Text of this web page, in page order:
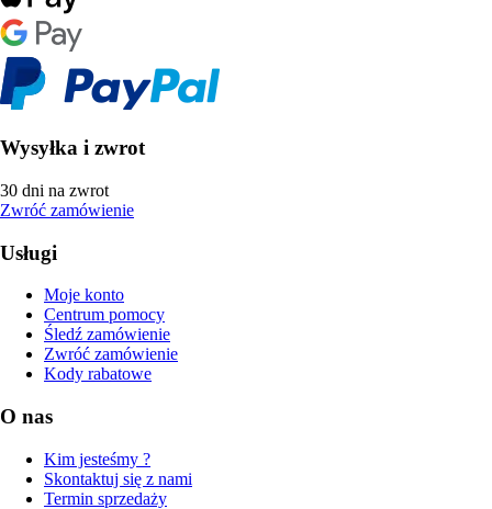
Wysyłka i zwrot
30 dni na zwrot
Zwróć zamówienie
Usługi
Moje konto
Centrum pomocy
Śledź zamówienie
Zwróć zamówienie
Kody rabatowe
O nas
Kim jesteśmy ?
Skontaktuj się z nami
Termin sprzedaży